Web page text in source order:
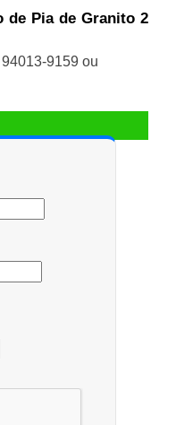
de Pia de Granito 2
94013-9159 ou